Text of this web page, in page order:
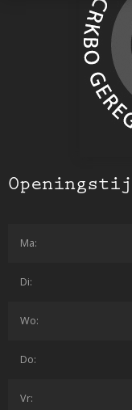
Ma:
Di:
Wo:
Do:
Vr: